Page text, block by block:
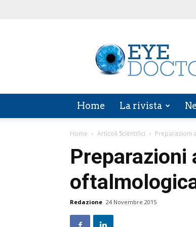
EYE
DOCTOR
Home La rivista
Home Articoli Scientifici Preparazioni
Redazione 24 Novembre 2015